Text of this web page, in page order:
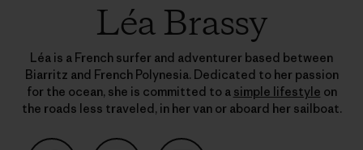
Léa Brassy
Léa is a French surfer and adventurer based between
Biarritz and French Polynesia. Dedicated to her passion
for the ocean, she is committed to a simple lifestyle on
the roads less traveled, in her van or aboard her sailboat.